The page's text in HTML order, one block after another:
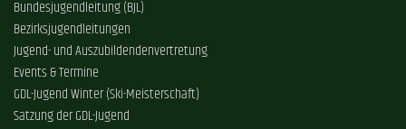
Bundesjugendleitung (BJL)
Bezirksjugendleitungen
Jugend- und Auszubildendenvertretung
Events & Termine
GDL-Jugend Winter (Ski-Meisterschaft)
Satzung der GDL-Jugend